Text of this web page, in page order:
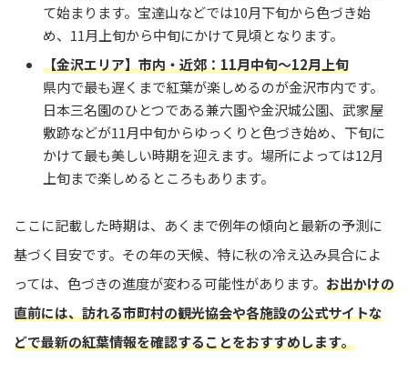
て始まります。宝達山などでは10月下旬から色づき始
め、11月上旬から中旬にかけて見頃となります。
【金沢エリア】市内・近郊：11月中旬～12月上旬
県内で最も遅くまで紅葉が楽しめるのが金沢市内です。
日本三名園のひとつである兼六園や金沢城公園、武家屋
敷跡などが11月中旬からゆっくりと色づき始め、下旬に
かけて最も美しい時期を迎えます。場所によっては12月
上旬まで楽しめるところもあります。
ここに記載した時期は、あくまで例年の傾向と最新の予測に
基づく目安です。その年の天候、特に秋の冷え込み具合によ
っては、色づきの進度が変わる可能性があります。 お出かけの
直前には、訪れる市町村の観光協会や各施設の公式サイトな
どで最新の紅葉情報を確認することをおすすめします。